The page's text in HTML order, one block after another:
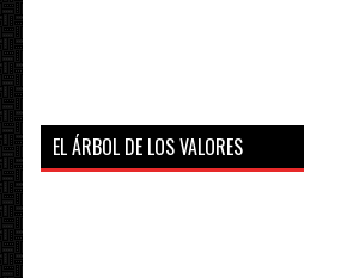
EL ÁRBOL DE LOS VALORES